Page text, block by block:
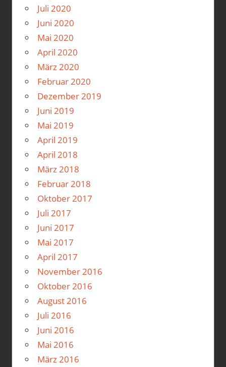
Juli 2020
Juni 2020
Mai 2020
April 2020
März 2020
Februar 2020
Dezember 2019
Juni 2019
Mai 2019
April 2019
April 2018
März 2018
Februar 2018
Oktober 2017
Juli 2017
Juni 2017
Mai 2017
April 2017
November 2016
Oktober 2016
August 2016
Juli 2016
Juni 2016
Mai 2016
März 2016